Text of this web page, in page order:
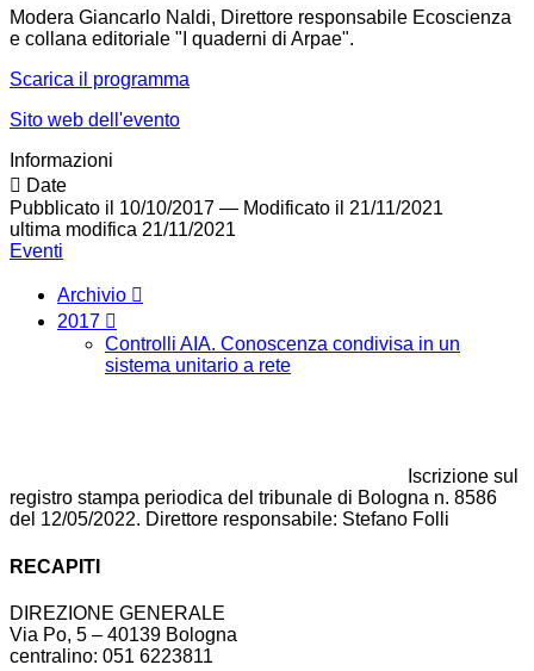
Modera Giancarlo Naldi, Direttore responsabile Ecoscienza
e collana editoriale "I quaderni di Arpae".
Scarica il programma
Sito web dell'evento
Informazioni
Date
Pubblicato il 10/10/2017 — Modificato il 21/11/2021
ultima modifica 21/11/2021
Eventi
Archivio
2017
Controlli AIA. Conoscenza condivisa in un
sistema unitario a rete
Iscrizione sul
registro stampa periodica del tribunale di Bologna n. 8586
del 12/05/2022. Direttore responsabile: Stefano Folli
RECAPITI
DIREZIONE GENERALE
Via Po, 5 – 40139 Bologna
centralino: 051 6223811